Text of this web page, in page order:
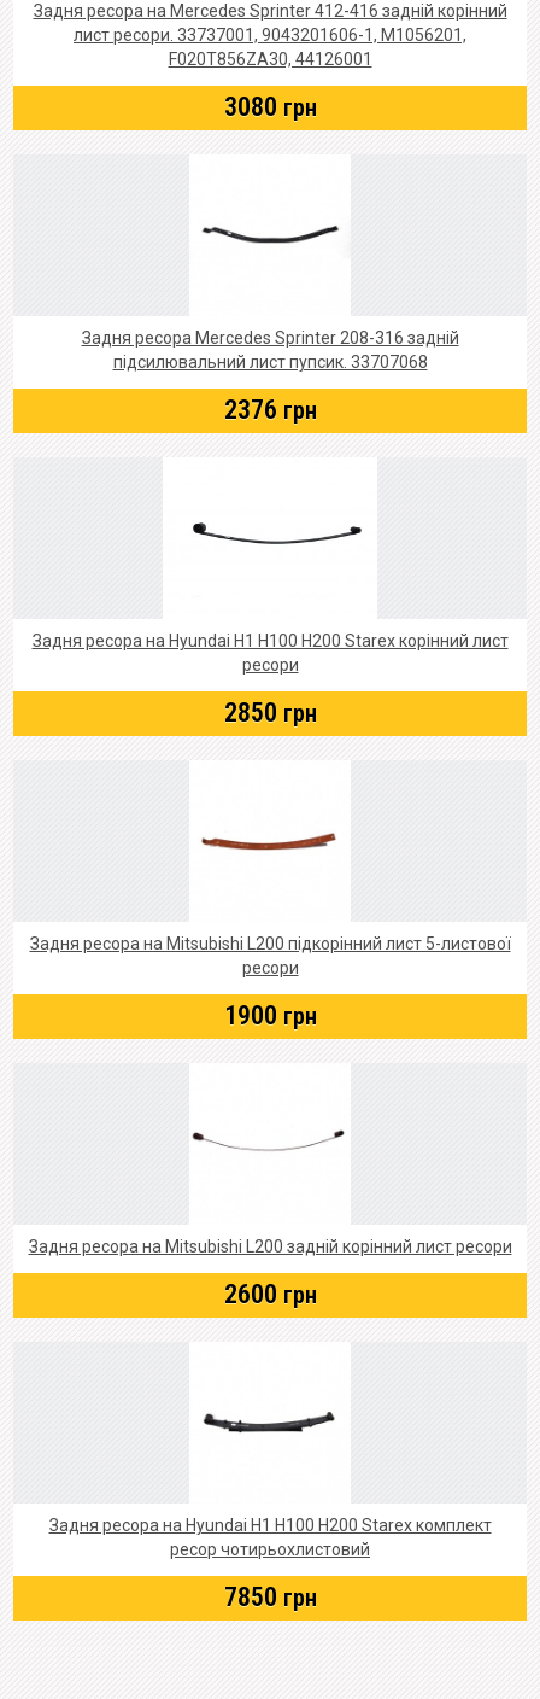
Задня ресора на Mercedes Sprinter 412-416 задній корінний
лист ресори. 33737001, 9043201606-1, M1056201,
F020T856ZA30, 44126001
3080 грн
Задня ресора Mercedes Sprinter 208-316 задній
підсилювальний лист пупсик. 33707068
2376 грн
Задня ресора на Hyundai Н1 Н100 Н200 Starex корінний лист
ресори
2850 грн
Задня ресора на Mitsubishi L200 підкорінний лист 5-листової
ресори
1900 грн
Задня ресора на Mitsubishi L200 задній корінний лист ресори
2600 грн
Задня ресора на Hyundai Н1 Н100 Н200 Starex комплект
ресор чотирьохлистовий
7850 грн